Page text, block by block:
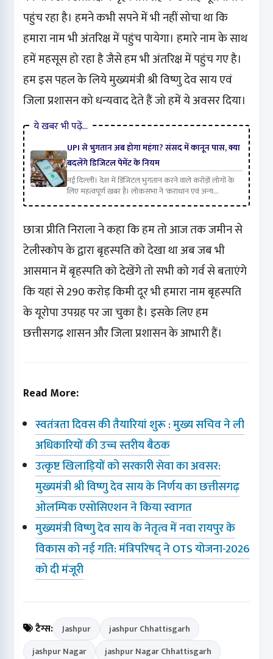
पहुंच रहा है। हमने कभी सपने में भी नहीं सोचा था कि
हमारा नाम भी अंतरिक्ष में पहुंच पायेगा। हमारे नाम के साथ
हमें महसूस हो रहा है जैसे हम भी अंतरिक्ष में पहुंच गए है।
हम इस पहल के लिये मुख्यमंत्री श्री विष्णु देव साय एवं
जिला प्रशासन को धन्यवाद देते हैं जो हमें ये अवसर दिया।
ये खबर भी पढ़ें…
UPI से भुगतान अब होगा महंगा? संसद में कानून पास, क्या
बदलेंगे डिजिटल पेमेंट के नियम
नई दिल्ली। देश में डिजिटल भुगतान करने वाले करोड़ों लोगों के
लिए महत्वपूर्ण खबर है। लोकसभा ने 'कराधान एवं अन्य...
छात्रा प्रीति निराला ने कहा कि हम तो आज तक जमीन से
टेलीस्कोप के द्वारा बृहस्पति को देखा था अब जब भी
आसमान में बृहस्पति को देखेंगे तो सभी को गर्व से बताएंगे
कि यहां से 290 करोड़ किमी दूर भी हमारा नाम बृहस्पति
के यूरोपा उपग्रह पर जा चुका है। इसके लिए हम
छत्तीसगढ़ शासन और जिला प्रशासन के आभारी हैं।
Read More:
स्वतंत्रता दिवस की तैयारियां शुरू : मुख्य सचिव ने ली
अधिकारियों की उच्च स्तरीय बैठक
उत्कृष्ट खिलाड़ियों को सरकारी सेवा का अवसर:
मुख्यमंत्री श्री विष्णु देव साय के निर्णय का छत्तीसगढ़
ओलम्पिक एसोसिएशन ने किया स्वागत
मुख्यमंत्री विष्णु देव साय के नेतृत्व में नवा रायपुर के
विकास को नई गति: मंत्रिपरिषद् ने OTS योजना-2026
को दी मंजूरी
टैग्स: Jashpur
jashpur Chhattisgarh
jashpur Nagar
jashpur Nagar Chhattisgarh